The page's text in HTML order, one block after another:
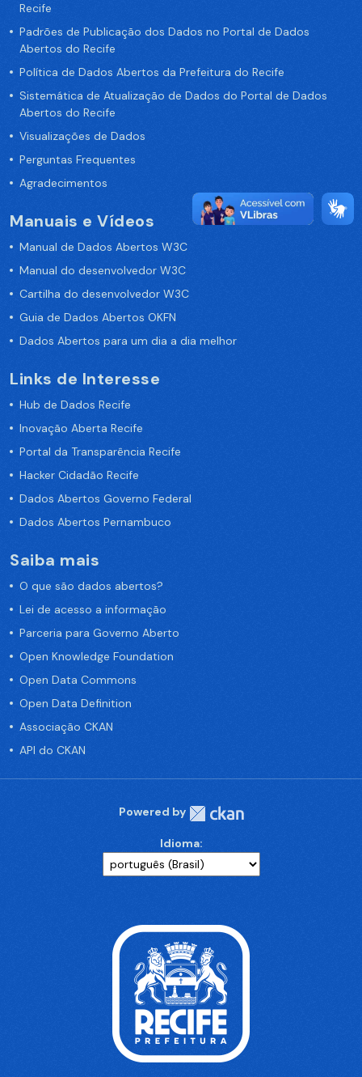
Recife
Padrões de Publicação dos Dados no Portal de Dados
Abertos do Recife
Política de Dados Abertos da Prefeitura do Recife
Sistemática de Atualização de Dados do Portal de Dados
Abertos do Recife
Visualizações de Dados
Perguntas Frequentes
Agradecimentos
Manuais e Vídeos
Manual de Dados Abertos W3C
Manual do desenvolvedor W3C
Cartilha do desenvolvedor W3C
Guia de Dados Abertos OKFN
Dados Abertos para um dia a dia melhor
Links de Interesse
Hub de Dados Recife
Inovação Aberta Recife
Portal da Transparência Recife
Hacker Cidadão Recife
Dados Abertos Governo Federal
Dados Abertos Pernambuco
Saiba mais
O que são dados abertos?
Lei de acesso a informação
Parceria para Governo Aberto
Open Knowledge Foundation
Open Data Commons
Open Data Definition
Associação CKAN
API do CKAN
Powered by
Idioma